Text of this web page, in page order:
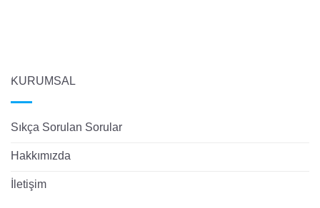
KURUMSAL
Sıkça Sorulan Sorular
Hakkımızda
İletişim